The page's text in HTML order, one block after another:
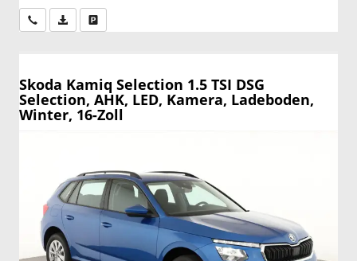
Wir rufen Sie anPDF-Datei, Fahrzeugexposé drucken
Skoda Kamiq Selection 1.5 TSI DSG
Selection, AHK, LED, Kamera, Ladeboden,
Winter, 16-Zoll